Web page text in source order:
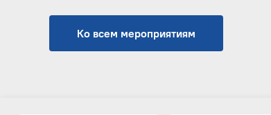
Ко всем мероприятиям